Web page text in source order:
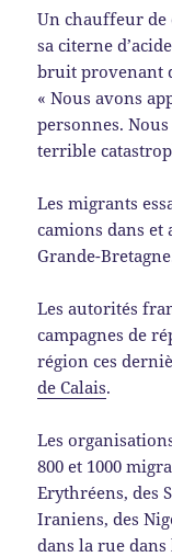
Un chauffeur
sa citerne
bruit provenant
« Nous avons
personnes.
terrible
Les migrants
camions dans et
Grande-
Les autorités
campagnes de
région ces
de Calais.
Les
800 et 1000
Erythréens, des
Iraniens, des
dans la rue dans